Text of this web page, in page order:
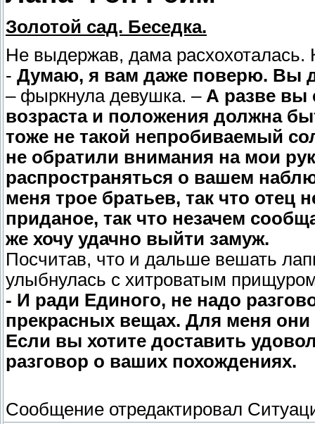
Золотой сад. Беседка.
Не выдержав, дама расхохоталась.
- Думаю, я вам даже поверю. Вы
– фыркнула девушка. – А разве вы
возраста и положения должна
тоже не такой непробиваемый
не обратили внимания на мои
распространяться о вашем
меня трое братьев, так что отец
приданое, так что незачем
же хочу удачно выйти замуж.
Посчитав, что и дальше вешать
улыбнулась с хитроватым
- И ради Единого, не надо
прекрасных вещах. Для меня
Если вы хотите доставить
разговор о ваших похождениях.
Сообщение отредактировал